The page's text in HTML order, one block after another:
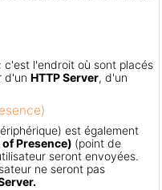
c'est l'endroit où sont placés
d'un HTTP Server, d'un
est également
Presence) (point de
seront envoyées.
ne seront pas